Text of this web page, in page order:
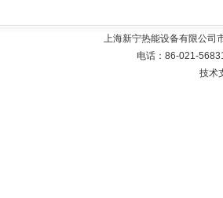
上海新宁热能设备有限公司
电话：86-021-
技术